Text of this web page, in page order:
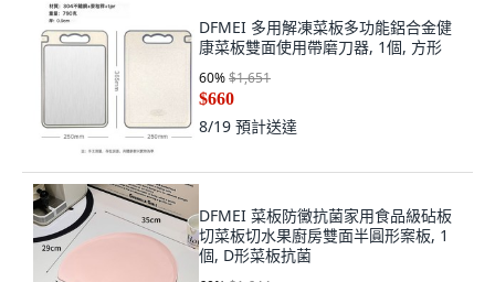
DFMEI 多用解凍菜板多功能鋁合金健
康菜板雙面使用帶磨刀器, 1個, 方形
60%$1,651
$660
8/19 預計送達
DFMEI 菜板防黴抗菌家用食品級砧板
切菜板切水果廚房雙面半圓形案板, 1
個, D形菜板抗菌